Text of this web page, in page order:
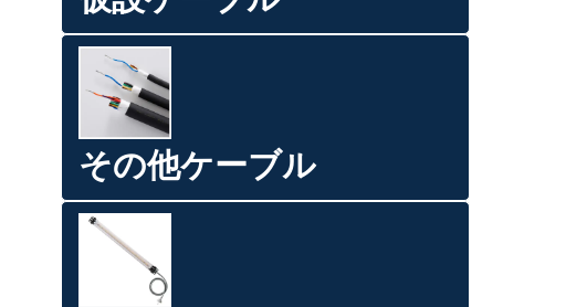
その他ケーブル